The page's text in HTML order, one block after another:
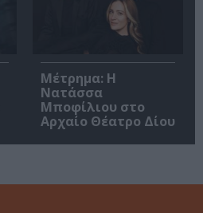
Μέτρημα: Η
Νατάσσα
Μποφίλιου στο
Αρχαίο Θέατρο Δίου